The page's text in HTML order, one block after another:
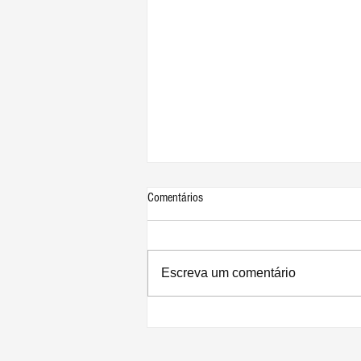
Comentários
Escreva um comentário